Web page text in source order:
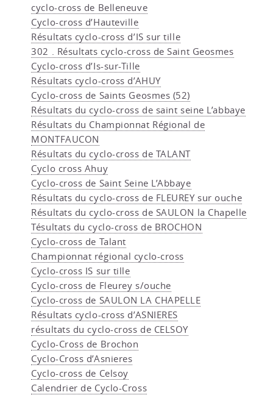
cyclo-cross de Belleneuve
Cyclo-cross d’Hauteville
Résultats cyclo-cross d’IS sur tille
302 . Résultats cyclo-cross de Saint Geosmes
Cyclo-cross d’Is-sur-Tille
Résultats cyclo-cross d’AHUY
Cyclo-cross de Saints Geosmes (52)
Résultats du cyclo-cross de saint seine L’abbaye
Résultats du Championnat Régional de
MONTFAUCON
Résultats du cyclo-cross de TALANT
Cyclo cross Ahuy
Cyclo-cross de Saint Seine L’Abbaye
Résultats du cyclo-cross de FLEUREY sur ouche
Résultats du cyclo-cross de SAULON la Chapelle
Tésultats du cyclo-cross de BROCHON
Cyclo-cross de Talant
Championnat régional cyclo-cross
Cyclo-cross IS sur tille
Cyclo-cross de Fleurey s/ouche
Cyclo-cross de SAULON LA CHAPELLE
Résultats cyclo-cross d’ASNIERES
résultats du cyclo-cross de CELSOY
Cyclo-Cross de Brochon
Cyclo-Cross d’Asnieres
Cyclo-cross de Celsoy
Calendrier de Cyclo-Cross